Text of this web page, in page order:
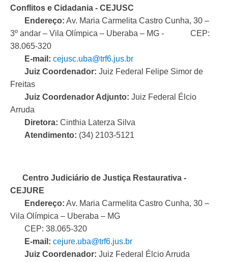
Conflitos e Cidadania - CEJUSC
Endereço: Av. Maria Carmelita Castro Cunha, 30 –
3º andar – Vila Olímpica – Uberaba – MG - CEP:
38.065-320
E-mail: cejusc.uba@trf6.jus.br
Juiz Coordenador: Juiz Federal Felipe Simor de
Freitas
Juiz Coordenador Adjunto: Juiz Federal Élcio
Arruda
Diretora: Cinthia Laterza Silva
Atendimento: (34) 2103-5121
Centro Judiciário de Justiça Restaurativa -
CEJURE
Endereço: Av. Maria Carmelita Castro Cunha, 30 –
Vila Olímpica – Uberaba – MG
CEP: 38.065-320
E-mail: cejure.uba@trf6.jus.br
Juiz Coordenador: Juiz Federal Élcio Arruda